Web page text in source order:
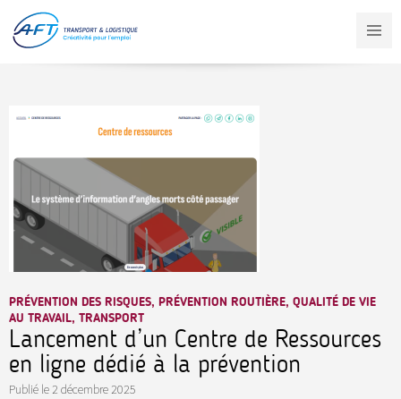
contenu
principal
PRÉVENTION DES RISQUES, PRÉVENTION ROUTIÈRE, QUALITÉ DE VIE
AU TRAVAIL, TRANSPORT
Lancement d’un Centre de Ressources
en ligne dédié à la prévention
Publié le 2 décembre 2025